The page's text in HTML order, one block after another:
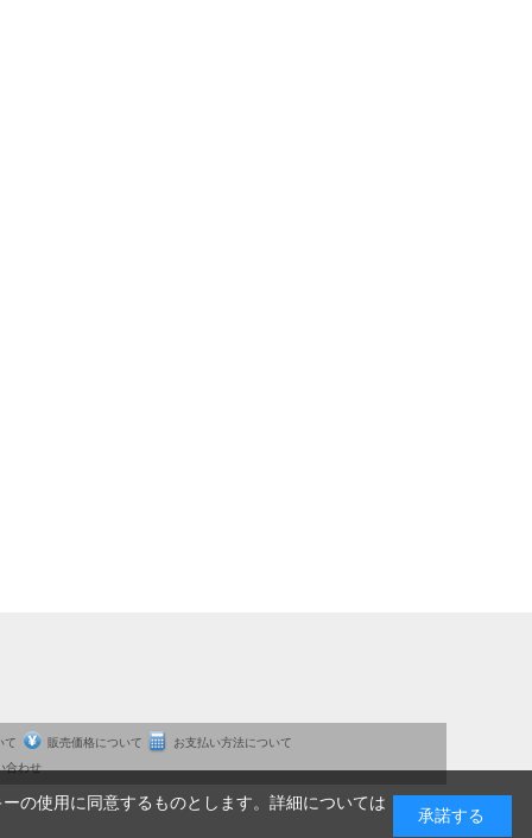
て 販売価格について
お支払い方法について
合わせ
の使用に同意するものとします。詳細については
承諾する